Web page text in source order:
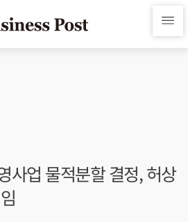
사업 물적분할 결정, 허상